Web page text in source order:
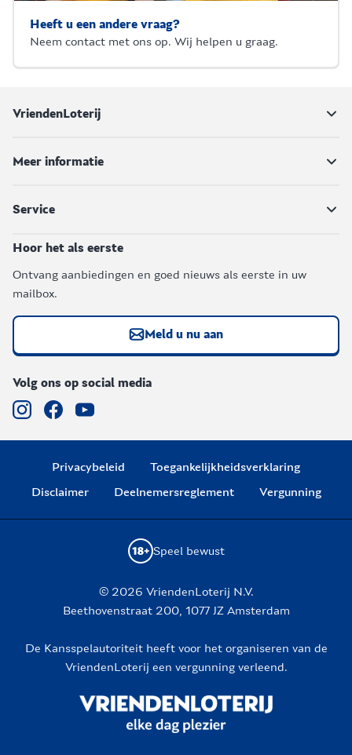
Heeft u een andere vraag?
Neem contact met ons op. Wij helpen u graag.
VriendenLoterij
Meer informatie
Service
Hoor het als eerste
Ontvang aanbiedingen en goed nieuws als eerste in uw
mailbox.
Meld u nu aan
Volg ons op social media
Privacybeleid
Toegankelijkheidsverklaring
Disclaimer
Deelnemersreglement Vergunning
Speel bewust
© 2026 VriendenLoterij N.V.
Beethovenstraat 200, 1077 JZ Amsterdam
De Kansspelautoriteit heeft voor het organiseren van de
VriendenLoterij een vergunning verleend.